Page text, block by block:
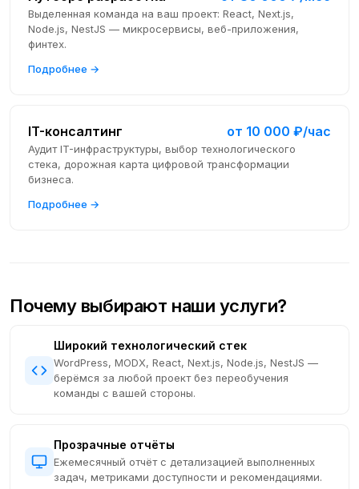
Выделенная команда на ваш проект: React, Next.js,
Node.js, NestJS — микросервисы, веб-приложения,
финтех.
Подробнее →
IT-консалтинг от 10 000 ₽/час
Аудит IT-инфраструктуры, выбор технологического
стека, дорожная карта цифровой трансформации
бизнеса.
Подробнее →
Почему выбирают наши услуги?
Широкий технологический стек
WordPress, MODX, React, Next.js, Node.js, NestJS —
берёмся за любой проект без переобучения
команды с вашей стороны.
Прозрачные отчёты
Ежемесячный отчёт с детализацией выполненных
задач, метриками доступности и рекомендациями.